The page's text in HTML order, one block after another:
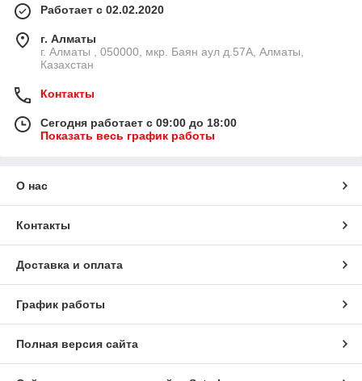
Работает с 02.02.2020
г. Алматы
г. Алматы , 050000, мкр. Баян аул д.57А, Алматы,
Казахстан
Контакты
Сегодня работает с 09:00 до 18:00
Показать весь график работы
О нас
Контакты
Доставка и оплата
График работы
Полная версия сайта